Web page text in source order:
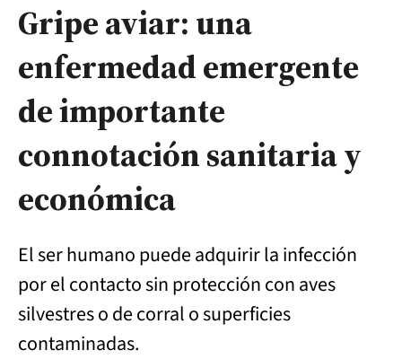
Gripe aviar: una
enfermedad emergente
de importante
connotación sanitaria y
económica
El ser humano puede adquirir la infección
por el contacto sin protección con aves
silvestres o de corral o superficies
contaminadas.